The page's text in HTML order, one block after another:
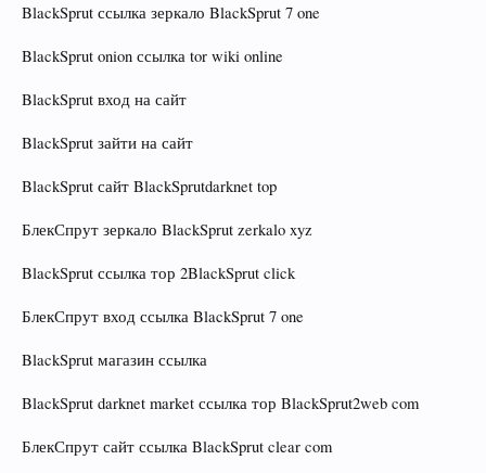
BlackSprut ссылка зеркало BlackSprut 7 one
BlackSprut onion ссылка tor wiki online
BlackSprut вход на сайт
BlackSprut зайти на сайт
BlackSprut сайт BlackSprutdarknet top
БлекСпрут зеркало BlackSprut zerkalo xyz
BlackSprut ссылка тор 2BlackSprut click
БлекСпрут вход ссылка BlackSprut 7 one
BlackSprut магазин ссылка
BlackSprut darknet market ссылка тор BlackSprut2web com
БлекСпрут сайт ссылка BlackSprut clear com